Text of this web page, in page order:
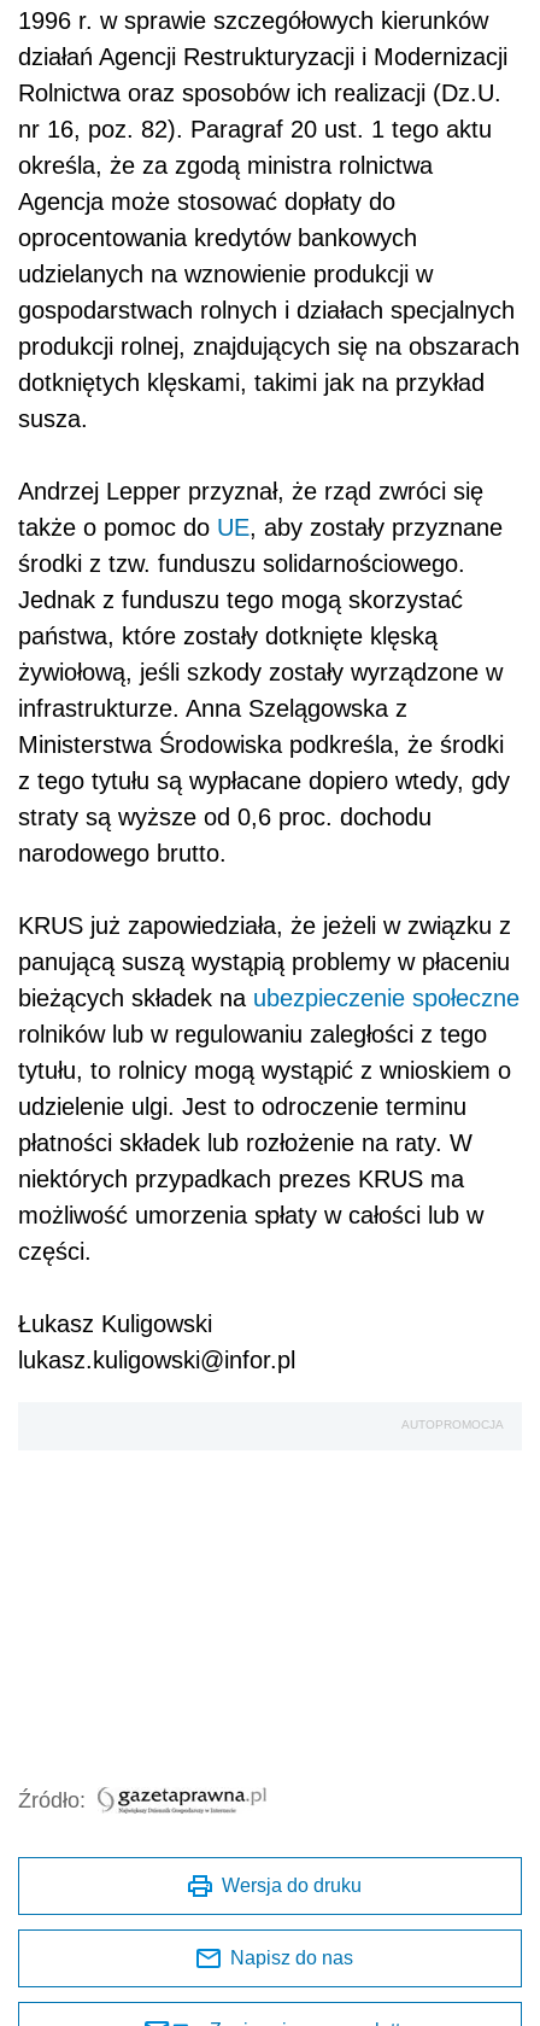
1996 r. w sprawie szczegółowych kierunków
działań Agencji Restrukturyzacji i Modernizacji
Rolnictwa oraz sposobów ich realizacji (Dz.U.
nr 16, poz. 82). Paragraf 20 ust. 1 tego aktu
określa, że za zgodą ministra rolnictwa
Agencja może stosować dopłaty do
oprocentowania kredytów bankowych
udzielanych na wznowienie produkcji w
gospodarstwach rolnych i działach specjalnych
produkcji rolnej, znajdujących się na obszarach
dotkniętych klęskami, takimi jak na przykład
susza.
Andrzej Lepper przyznał, że rząd zwróci się
także o pomoc do UE, aby zostały przyznane
środki z tzw. funduszu solidarnościowego.
Jednak z funduszu tego mogą skorzystać
państwa, które zostały dotknięte klęską
żywiołową, jeśli szkody zostały wyrządzone w
infrastrukturze. Anna Szelągowska z
Ministerstwa Środowiska podkreśla, że środki
z tego tytułu są wypłacane dopiero wtedy, gdy
straty są wyższe od 0,6 proc. dochodu
narodowego brutto.
KRUS już zapowiedziała, że jeżeli w związku z
panującą suszą wystąpią problemy w płaceniu
bieżących składek na ubezpieczenie społeczne
rolników lub w regulowaniu zaległości z tego
tytułu, to rolnicy mogą wystąpić z wnioskiem o
udzielenie ulgi. Jest to odroczenie terminu
płatności składek lub rozłożenie na raty. W
niektórych przypadkach prezes KRUS ma
możliwość umorzenia spłaty w całości lub w
części.
Łukasz Kuligowski
lukasz.kuligowski@infor.pl
AUTOPROMOCJA
Źródło:
Wersja do druku
Napisz do nas